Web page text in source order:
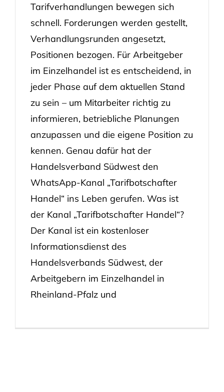
Tarifverhandlungen bewegen sich
schnell. Forderungen werden gestellt,
Verhandlungsrunden angesetzt,
Positionen bezogen. Für Arbeitgeber
im Einzelhandel ist es entscheidend, in
jeder Phase auf dem aktuellen Stand
zu sein – um Mitarbeiter richtig zu
informieren, betriebliche Planungen
anzupassen und die eigene Position zu
kennen. Genau dafür hat der
Handelsverband Südwest den
WhatsApp-Kanal „Tarifbotschafter
Handel“ ins Leben gerufen. Was ist
der Kanal „Tarifbotschafter Handel“?
Der Kanal ist ein kostenloser
Informationsdienst des
Handelsverbands Südwest, der
Arbeitgebern im Einzelhandel in
Rheinland-Pfalz und